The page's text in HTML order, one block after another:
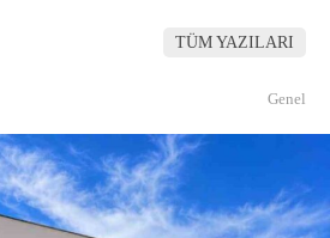
TÜM YAZILARI
Genel